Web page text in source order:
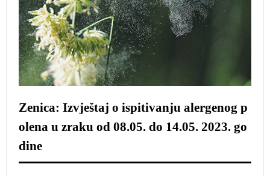
Zenica: Izvještaj o ispitivanju alergenog p
olena u zraku od 08.05. do 14.05. 2023. go
dine